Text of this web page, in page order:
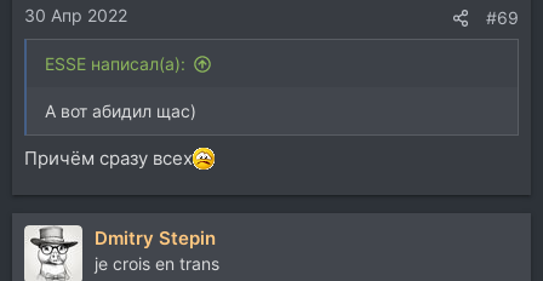
30 Апр 2022 #69
ESSE написал(а):
А вот абидил щас)
Причём сразу всех
Dmitry Stepin
je crois en trans